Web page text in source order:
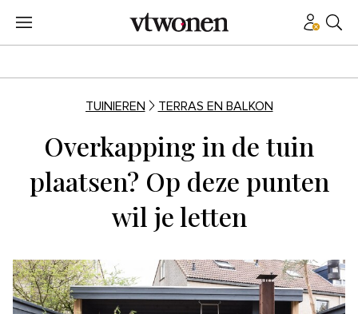
TUINIEREN TERRAS EN BALKON
Overkapping in de tuin
plaatsen? Op deze punten
wil je letten